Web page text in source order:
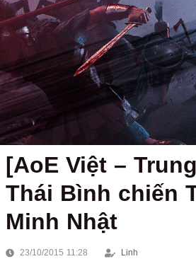
[AoE Việt –
Thái Bình chiến
Minh Nhật
23/10/2015 11:28 Linh